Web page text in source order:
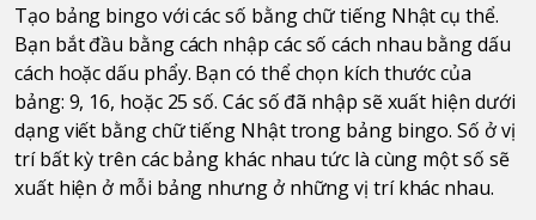
Tạo bảng bingo với các số bằng chữ tiếng Nhật cụ thể.
Bạn bắt đầu bằng cách nhập các số cách nhau bằng dấu
cách hoặc dấu phẩy. Bạn có thể chọn kích thước của
bảng: 9, 16, hoặc 25 số. Các số đã nhập sẽ xuất hiện dưới
dạng viết bằng chữ tiếng Nhật trong bảng bingo. Số ở vị
trí bất kỳ trên các bảng khác nhau tức là cùng một số sẽ
xuất hiện ở mỗi bảng nhưng ở những vị trí khác nhau.